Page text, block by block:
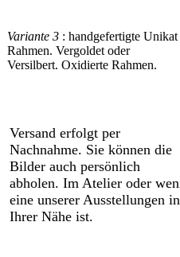
Variante 3 : handgefertigte Unikat
Rahmen. Vergoldet oder
Versilbert. Oxidierte Rahmen.
Versand erfolgt per
Nachnahme. Sie können die
Bilder auch persönlich
abholen. Im Atelier oder
eine unserer Ausstellungen in
Ihrer Nähe ist.